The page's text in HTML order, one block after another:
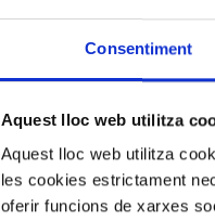
Consentiment
Aquest lloc web utilitza
Aquest lloc web utilitza
les cookies estrictament
oferir funcions de xarxes